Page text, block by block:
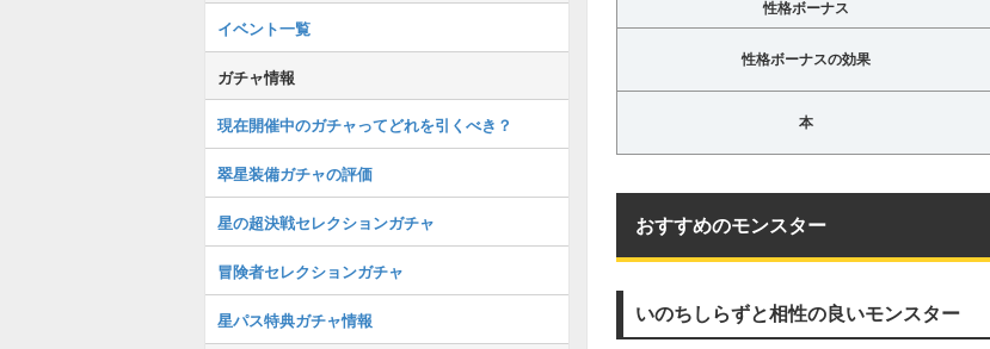
性格ボーナス
性格ボーナスの効果
本
おすすめのモンスター
いのちしらずと相性の良いモンスター
イベント一覧
ガチャ情報
現在開催中のガチャってどれを引くべき？
翠星装備ガチャの評価
星の超決戦セレクションガチャ
冒険者セレクションガチャ
星パス特典ガチャ情報